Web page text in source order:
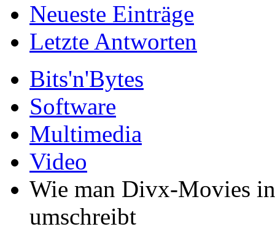
Neueste Einträge
Letzte Antworten
Bits'n'Bytes
Software
Multimedia
Video
Wie man Divx-Movies
umschreibt